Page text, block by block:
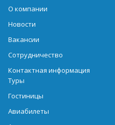
О компании
Новости
Вакансии
Сотрудничество
Контактная информация
Туры
Гостиницы
Авиабилеты